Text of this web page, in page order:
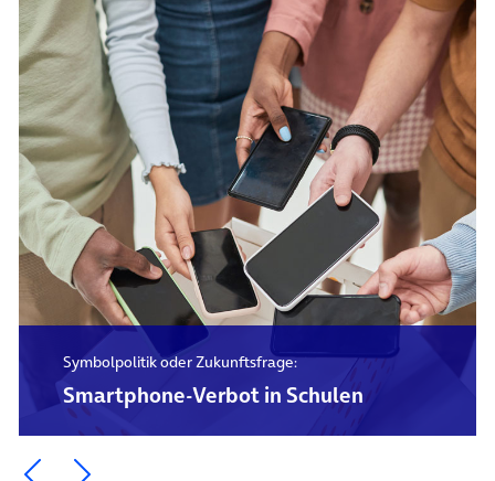
Symbolpolitik oder Zukunftsfrage:
Smartphone-Verbot in Schulen
Ein Element zurück blättern
Ein Element weiter blättern